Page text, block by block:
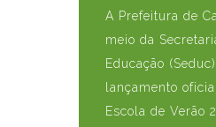
A Prefeitura de
meio da
Educação
lançamento
Escola de Verão